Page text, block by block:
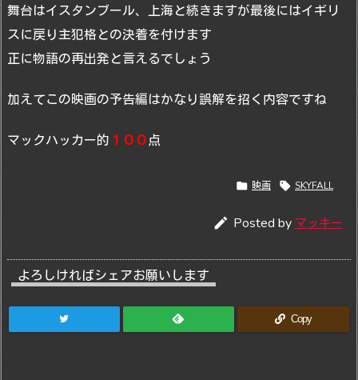
舞台はイスタンブール、上海と続きますが最後にはイギリ
スに戻り主犯格との決着を付けます
正に物語の再出発と言えるでしょう
加えてこの映画の予告編はかなり誤解を招く内容ですね
マックハッカー的 １００点
 映画  SKYFALL
 Posted by マッキー
よろしければシェアお願いします
Copy